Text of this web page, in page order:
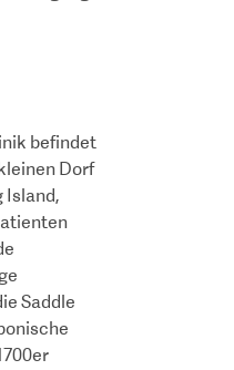
befindet
Dorf
Island,
Saddle